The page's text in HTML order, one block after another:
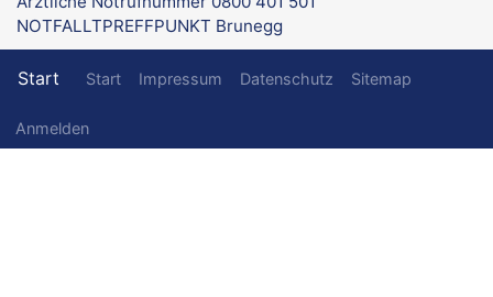
NOTFALLTPREFFPUNKT Brunegg
Fußzeilenmenü
Start Start Impressum Datenschutz Sitemap
Benutzermenü
Anmelden